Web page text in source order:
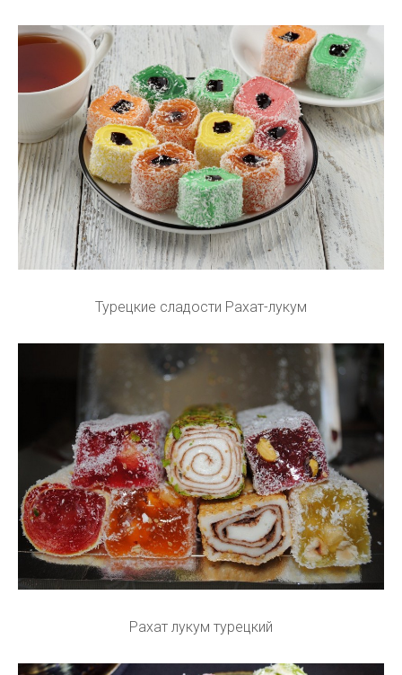
Турецкие сладости Рахат-лукум
Рахат лукум турецкий